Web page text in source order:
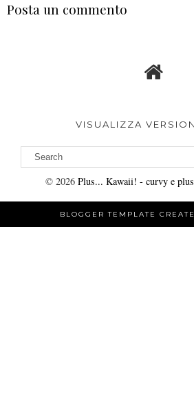
Posta un commento
VISUALIZZA
© 2026 Plus... Kawaii! - curvy e
BLOGGER TEMPLATE